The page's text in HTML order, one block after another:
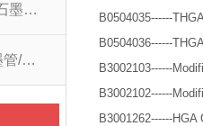
日本岛津Shimadzu石墨管/石墨锥
日本日立Hitachi石墨管/石墨锥
B0504035------
B0504036------
B3002103------
B3002102------
B3001262------